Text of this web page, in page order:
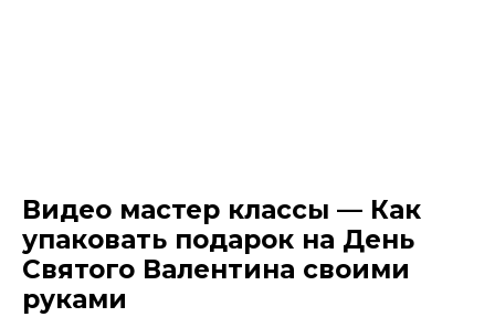
Видео мастер классы — Как
упаковать подарок на День
Святого Валентина своими
руками